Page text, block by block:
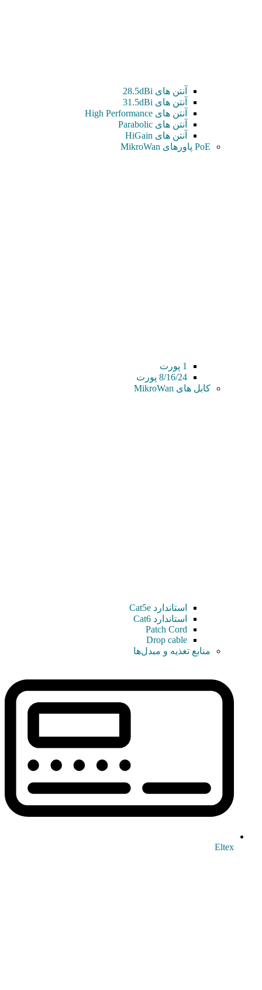
آنتن های 28.5dBi
آنتن های 31.5dBi
آنتن های High Performance
آنتن های Parabolic
آنتن های HiGain
PoE پاورهای MikroWan
1 پورت
8/16/24 پورت
کابل های MikroWan
استاندارد Cat5e
استاندارد Cat6
Patch Cord
Drop cable
منابع تغذیه و مبدل‌ها
Eltex